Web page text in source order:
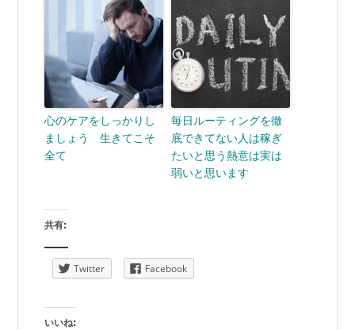
心のケアをしっかりし
ましょう 生きてこそ
全て
毎日ルーティングを徹
底できてない人は稼ぎ
たいと思う熱意は実は
弱いと思います
共有:
Twitter Facebook
いいね: